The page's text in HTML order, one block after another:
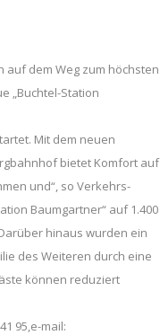
auf dem Weg zum höchsten
„Buchtel-Station
Mit dem neuen
bietet Komfort auf
und“, so Verkehrs-
Baumgartner“ auf 1.400
hinaus wurden ein
des Weiteren durch eine
können reduziert
95,e-mail: